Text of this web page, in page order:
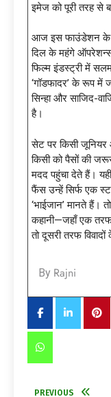
इमेज को पूरी तरह से
आज इस फाउंडेशन के
दिल के महंगे ऑपरेशन्स
फिल्म इंडस्ट्री में
‘गॉडफादर’ के रूप में
सिन्हा और साजिद-
है।
सेट पर किसी जूनियर
किसी को पैसों की
मदद पहुंचा देते हैं।
फैंस उन्हें सिर्फ एक
‘भाईजान’ मानते हैं।
कहानी—जहाँ एक
तो दूसरी तरफ
By Rajni
PREVIOUS